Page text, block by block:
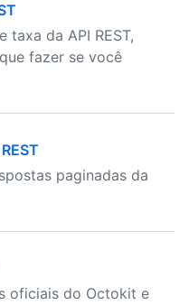
taxa da API REST,
fazer se você
paginadas da
oficiais do Octokit e